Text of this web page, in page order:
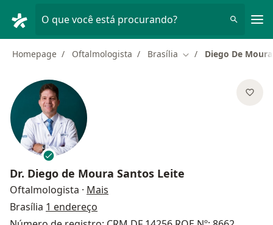
O que você está procurando?
Homepage Oftalmologista Brasília Mudar de cidade
Diego De
Dr. Diego de Moura Santos Leite
Oftalmologista · Mais
Brasília 1 endereço